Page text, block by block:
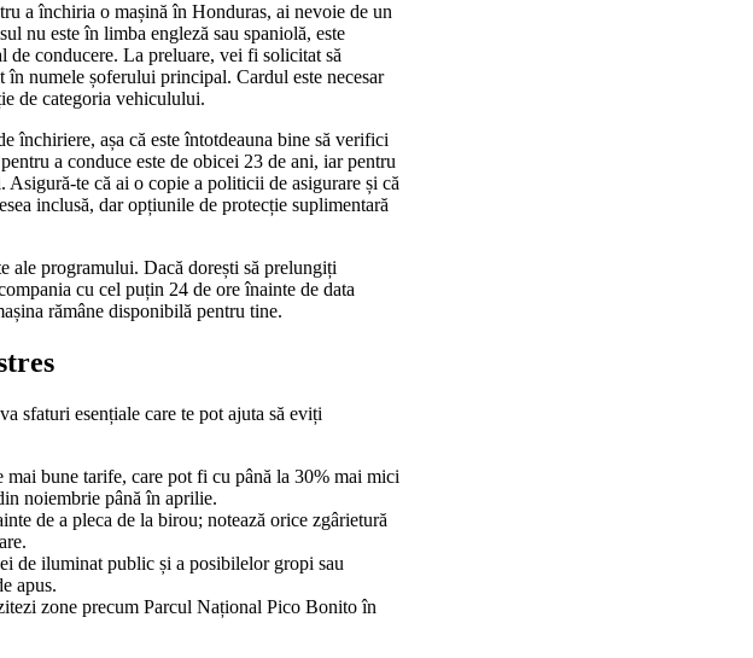
a închiria o mașină în Honduras, ai nevoie de un
nu este în limba engleză sau spaniolă, este
de conducere. La preluare, vei fi solicitat să
în numele șoferului principal. Cardul este necesar
de categoria vehiculului.
închiriere, așa că este întotdeauna bine să verifici
a conduce este de obicei 23 de ani, iar pentru
te că ai o copie a politicii de asigurare și că
inclusă, dar opțiunile de protecție suplimentară
ale programului. Dacă dorești să prelungiți
cu cel puțin 24 de ore înainte de data
rămâne disponibilă pentru tine.
sfaturi esențiale care te pot ajuta să eviți
bune tarife, care pot fi cu până la 30% mai mici
noiembrie până în aprilie.
de a pleca de la birou; notează orice zgârietură
de iluminat public și a posibilelor gropi sau
apus.
zone precum Parcul Național Pico Bonito în